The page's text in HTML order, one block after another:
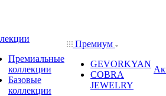
Премиальные
коллекции
Базовые
коллекции
Премиум
GEVORKYAN
COBRA
JEWELRY